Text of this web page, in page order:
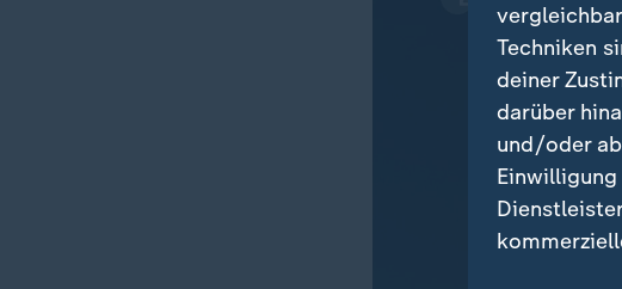
Techniken
deiner
darüber
und/oder